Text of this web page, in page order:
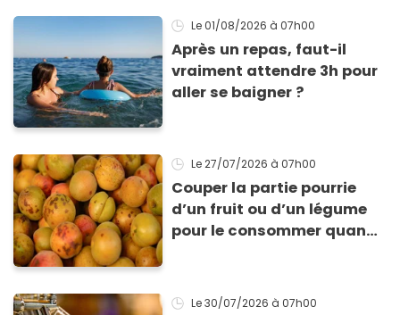
Le 01/08/2026 à 07h00
Après un repas, faut-il
vraiment attendre 3h pour
aller se baigner ?
Le 27/07/2026 à 07h00
Couper la partie pourrie
d’un fruit ou d’un légume
pour le consommer quand
Le 30/07/2026 à 07h00